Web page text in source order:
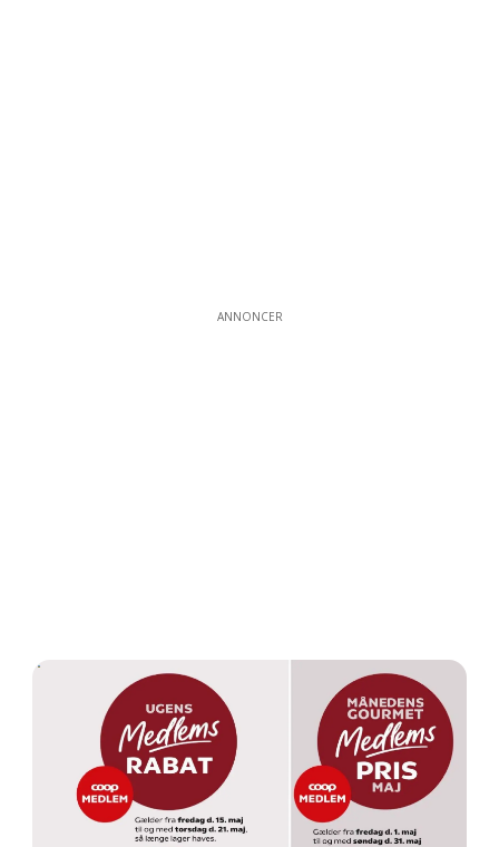
ANNONCER